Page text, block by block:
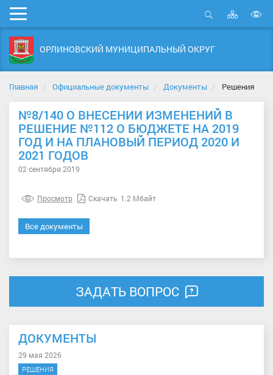
Мобильное
меню
Открыть
Карта
сайта
ОРЛИНОВСКИЙ МУНИЦИПАЛЬНЫЙ ОКРУГ
Главная Официальные документы Документы Решения
№8/140 О ВНЕСЕНИИ ИЗМЕНЕНИЙ В
РЕШЕНИЕ №112 О БЮДЖЕТЕ НА 2019
ГОД И НА ПЛАНОВЫЙ ПЕРИОД 2020 И
2021 ГОДОВ
02 сентября 2019
Просмотр Скачать 1.2 Мбайт
Все документы
ЗАДАТЬ ВОПРОС
ДОКУМЕНТЫ
29 мая 2026
РЕШЕНИЯ